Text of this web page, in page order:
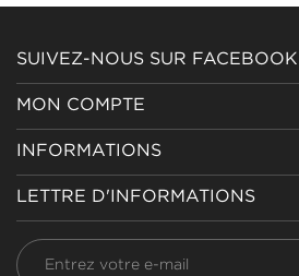
SUIVEZ-NOUS SUR FACEBOOK
MON COMPTE
INFORMATIONS
LETTRE D'INFORMATIONS